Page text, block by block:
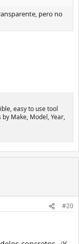
pero no
easy to use tool
Make, Model, Year,
#20